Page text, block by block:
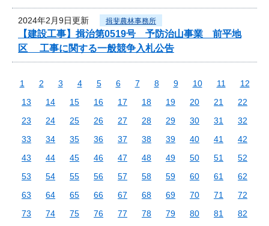
2024年2月9日更新 揖斐農林事務所
【建設工事】揖治第0519号 予防治山事業 前平地
区 工事に関する一般競争入札公告
1 2 3 4 5 6 7 8 9 10 11
12
13
14 15 16 17 18 19 20 21
22
23
24 25 26 27 28 29 30 31
32
33
34 35 36 37 38 39 40 41
42
43
44 45 46 47 48 49 50 51
52
53
54 55 56 57 58 59 60 61
62
63
64 65 66 67 68 69 70 71
72
73
74 75 76 77 78 79 80 81
82